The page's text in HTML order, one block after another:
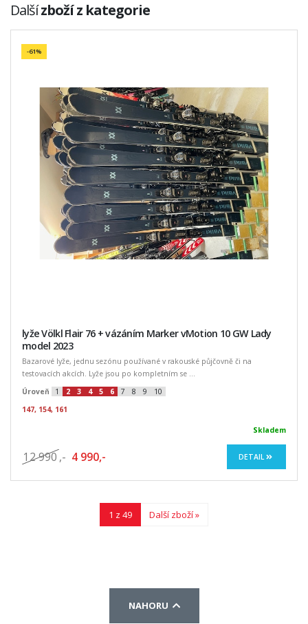
Dalšízboží z kategorie
-61%
lyže Völkl Flair 76 + vázáním Marker vMotion 10 GW Lady
model 2023
Bazarové lyže, jednu sezónu používané v rakouské půjčovně či na
testovacích akcích. Lyže jsou po kompletním se ...
Úroveň
1 2 3 4 5 6 7 8 9
10
147, 154, 161
Skladem
12 990 ,- 4 990,- DETAIL
1 z 49 Další zboží »
NAHORU